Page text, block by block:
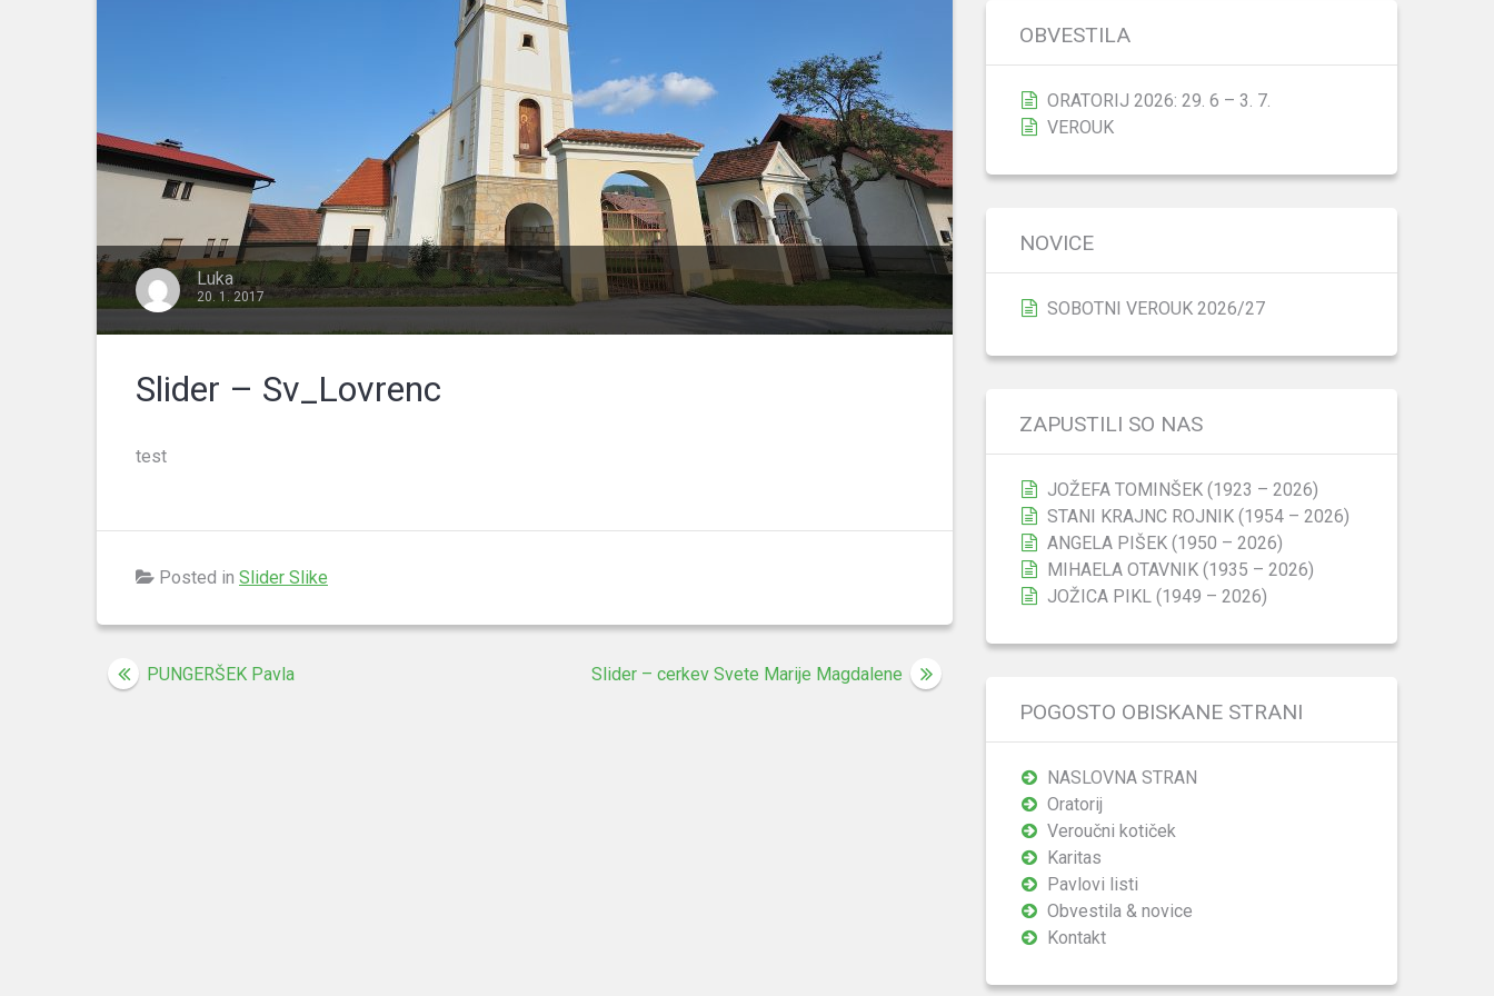
Luka
20. 1. 2017
Slider – Sv_Lovrenc
test
Posted in Slider Slike
Navigacija
PUNGERŠEK Pavla Slider – cerkev Svete Marije Magdalene
OBVESTILA
ORATORIJ 2026: 29. 6 – 3. 7.
VEROUK
NOVICE
SOBOTNI VEROUK 2026/27
ZAPUSTILI SO NAS
JOŽEFA TOMINŠEK (1923 – 2026)
STANI KRAJNC ROJNIK (1954 – 2026)
ANGELA PIŠEK (1950 – 2026)
MIHAELA OTAVNIK (1935 – 2026)
JOŽICA PIKL (1949 – 2026)
POGOSTO OBISKANE STRANI
NASLOVNA STRAN
Oratorij
Veroučni kotiček
Karitas
Pavlovi listi
Obvestila & novice
Kontakt